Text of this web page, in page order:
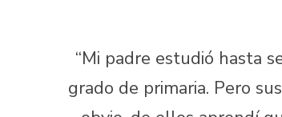
“Mi padre estudió hasta
grado de primaria. Pero